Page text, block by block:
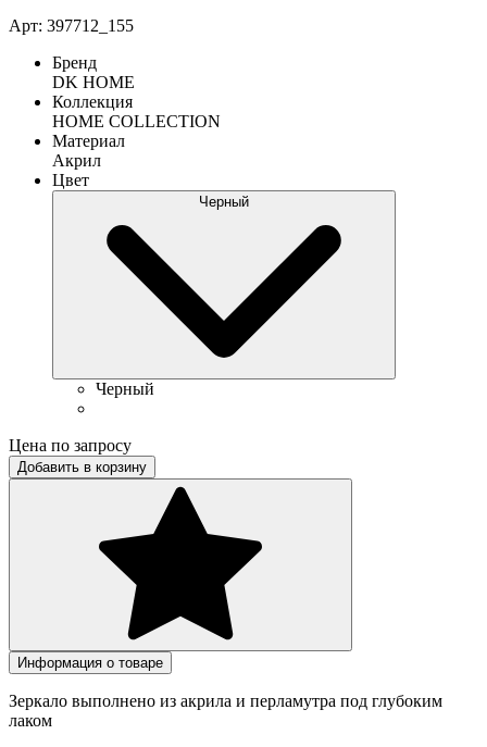
Арт: 397712_155
Бренд
DK HOME
Коллекция
HOME COLLECTION
Материал
Акрил
Цвет
Черный
Черный
Цена по запросу
Добавить в корзину
Информация о товаре
Зеркало выполнено из акрила и перламутра под глубоким
лаком